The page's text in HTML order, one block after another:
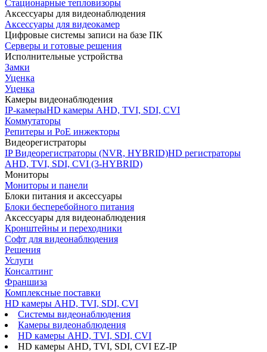
Стационарные тепловизоры
Аксессуары для видеонаблюдения
Аксессуары для видеокамер
Цифровые системы записи на базе ПК
Серверы и готовые решения
Исполнительные устройства
Замки
Уценка
Уценка
Камеры видеонаблюдения
IP-камерыHD камеры AHD, TVI, SDI, CVI
Коммутаторы
Репитеры и PoE инжекторы
Видеорегистраторы
IP Видеорегистраторы (NVR, HYBRID)HD регистраторы
AHD, TVI, SDI, CVI (3-HYBRID)
Мониторы
Мониторы и панели
Блоки питания и аксессуары
Блоки бесперебойного питания
Аксессуары для видеонаблюдения
Кронштейны и переходники
Софт для видеонаблюдения
Решения
Услуги
Консалтинг
Франшиза
Комплексные поставки
HD камеры AHD, TVI, SDI, CVI
Системы видеонаблюдения
Камеры видеонаблюдения
HD камеры AHD, TVI, SDI, CVI
HD камеры AHD, TVI, SDI, CVI EZ-IP